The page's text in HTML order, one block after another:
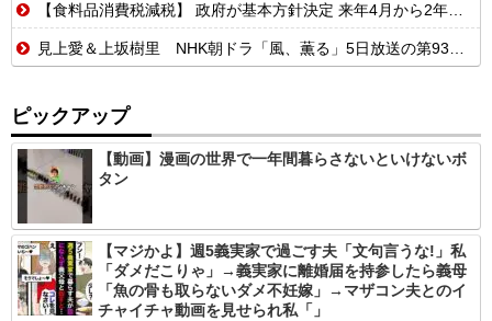
【食料品消費税減税】 政府が基本方針決定 来年4月から2年間1％に8月5日
見上愛＆上坂樹里 NHK朝ドラ「風、薫る」5日放送の第93回視聴率は13.5％
ピックアップ
【動画】漫画の世界で一年間暮らさないといけないボ
タン
【マジかよ】週5義実家で過ごす夫「文句言うな!」私
「ダメだこりゃ」→義実家に離婚届を持参したら義母
「魚の骨も取らないダメ不妊嫁」→マザコン夫とのイ
チャイチャ動画を見せられ私「」